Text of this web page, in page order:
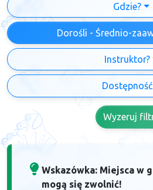
Gdzie?
Dorośli - Średnio-
Instruktor?
Dostępność
Wyzeruj
Wskazówka: Miejsca w
mogą się zwolnić!